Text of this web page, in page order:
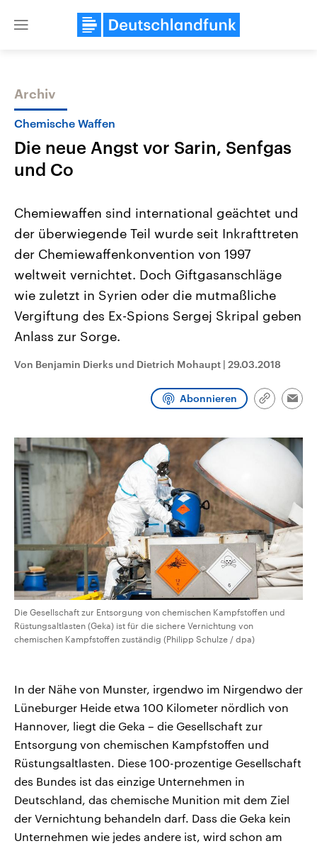
Close
Themen
Landtagswahl Sachsen-Anhalt
2026
Alle Informationen
Sachsen-Anhalt wählt am 6.
September 2026 einen neuen
Landtag. Seit 2021 wird das
Bundesland von einer Koalition aus
CDU, SPD und FDP regiert.-
Umfragen, Prognosen,
und Hintergründe zu den Parteien
und Kandidaten der anstehenden
Aktuelle Beiträge,
Hintergründe
Wirtschaftlich und
gehören die Vereinigten
den mächtigsten Ländern
mit großem Einfluss auf
aktuelle Weltgeschehen.
Sendungen Programm Podcasts
Archiv
Chemische Waffen
Die neue Angst vor Sarin, Senfgas
und Co
Chemiewaffen sind international geächtet und
der überwiegende Teil wurde seit Inkrafttreten
der Chemiewaffenkonvention von 1997
weltweit vernichtet. Doch Giftgasanschläge
wie zuletzt in Syrien oder die mutmaßliche
Vergiftung des Ex-Spions Sergej Skripal geben
Anlass zur Sorge.
Von Benjamin Dierks und Dietrich Mohaupt | 29.03.2018
Abonnieren
Link
Die Gesellschaft zur Entsorgung von chemischen Kampfstoffen und
Rüstungsaltlasten (Geka) ist für die sichere Vernichtung von
chemischen Kampfstoffen zuständig (Philipp Schulze / dpa)
In der Nähe von Munster, irgendwo im Nirgendwo der
Lüneburger Heide etwa 100 Kilometer nördlich von
Hannover, liegt die Geka – die Gesellschaft zur
Entsorgung von chemischen Kampfstoffen und
Rüstungsaltlasten. Diese 100-prozentige Gesellschaft
des Bundes ist das einzige Unternehmen in
Deutschland, das chemische Munition mit dem Ziel
der Vernichtung behandeln darf. Dass die Geka kein
Unternehmen wie jedes andere ist, wird schon am